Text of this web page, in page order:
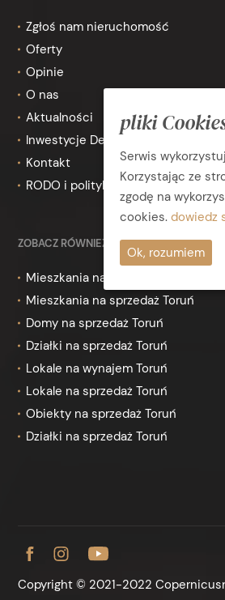
Zgłoś nam nieruchomość
Oferty
Opinie
O nas
Aktualności
Inwestycje Deweloperskie
Kontakt
RODO i polityka prywatności
ZOBACZ RÓWNIEŻ
Mieszkania na wynajem Toruń
Mieszkania na sprzedaż Toruń
Domy na sprzedaż Toruń
Działki na sprzedaż Toruń
Lokale na wynajem Toruń
Lokale na sprzedaż Toruń
Obiekty na sprzedaż Toruń
Działki na sprzedaż Toruń
Copyright © 2021-2022
pliki
Serwis
Korzystając ze
zgodę na
cookies. dowiedz
Ok, rozumiem